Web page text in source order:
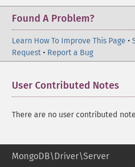
Found A Problem?
Learn How To Improve This Page •
Request • Report a Bug
User Contributed Notes
There are no user contributed
MongoDB\Driver\Server